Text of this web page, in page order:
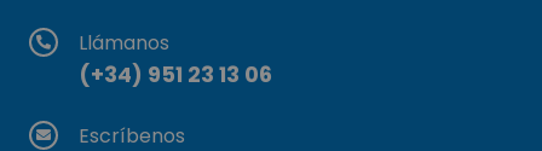
Llámanos
(+34) 951 23 13 06
Escríbenos